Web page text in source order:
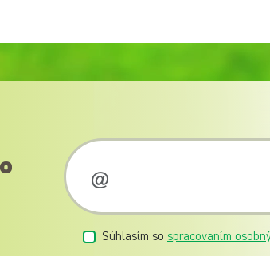
Súhlasím so spracovaním